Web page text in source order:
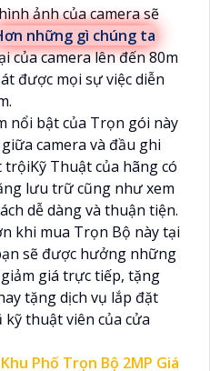
ảnh của camera sẽ
những gì chúng ta
của camera lên đến 80m
được mọi sự việc diễn
nổi bật của Trọn gói này
camera và đầu ghi
Thuật của hãng có
lưu trữ cũng như xem
dễ dàng và thuận tiện.
khi mua Trọn Bộ này tại
sẽ được hưởng những
giá trực tiếp, tặng
tặng dịch vụ lắp đặt
thuật viên của cửa
Phố Trọn Bộ 2MP Giá